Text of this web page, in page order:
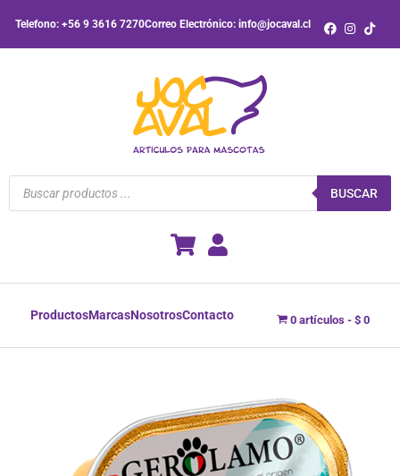
contenido
Telefono: +56 9 3616 7270Correo Electrónico: info@jocaval.cl
Búsqueda
productos
BUSCAR
ProductosMarcasNosotrosContacto 0 artículos $ 0